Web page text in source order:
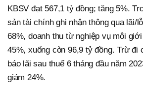
KBSV đạt 567,1 tỷ đồng; tăng 5%.
sản tài chính ghi nhận thông qua lãi/
68%, doanh thu từ nghiệp vụ môi
45%, xuống còn 96,9 tỷ đồng. Trừ đi
báo lãi sau thuế 6 tháng đầu năm
giảm 24%.